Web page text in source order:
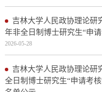
吉林大学人民政协理论研
年非全日制博士研究生“申
2026-05-28
吉林大学人民政协理论研
全日制博士研究生“申请考